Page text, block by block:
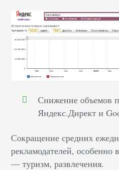
Снижение объемов
Яндекс.Директ и
Сокращение средних
рекламодателей, особенно
— туризм, развлечения.